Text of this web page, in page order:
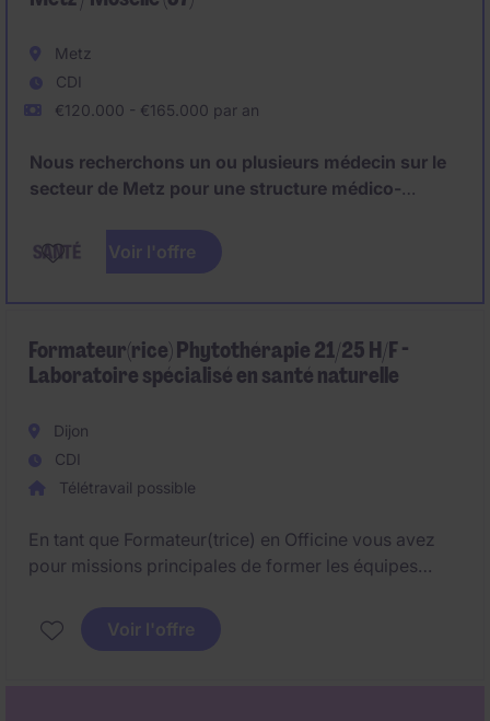
Metz
CDI
€120.000 - €165.000 par an
Nous recherchons un ou plusieurs médecin sur le
secteur de Metz pour une structure médico-
Différents profils peuvent être étudiés :
psychiatrie
- Médecin psychiatre avec connaissances des TND
- Médecin généraliste formé en pédospychiatrie.
Voir l'offre
Formateur(rice) Phytothérapie 21/25 H/F -
Laboratoire spécialisé en santé naturelle
Dijon
CDI
Télétravail possible
En tant que Formateur(trice) en Officine vous avez
pour missions principales de former les équipes
Voir l'offre